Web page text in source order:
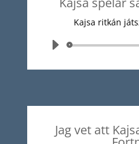
Kajsa ritkán
Jag vet att